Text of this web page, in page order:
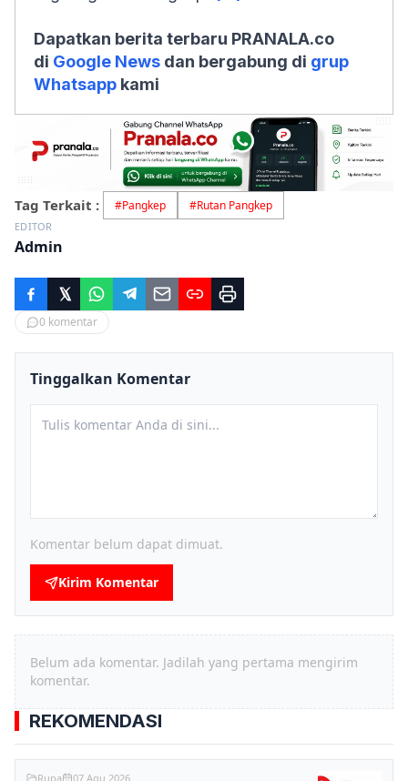
Dapatkan berita terbaru PRANALA.co
di Google News dan bergabung di grup
Whatsapp kami
Tag Terkait : #Pangkep #Rutan Pangkep
EDITOR
Admin
0 komentar
Tinggalkan Komentar
Komentar belum dapat dimuat.
Kirim Komentar
Belum ada komentar. Jadilah yang pertama mengirim
komentar.
REKOMENDASI
Rupa 07 Agu 2026